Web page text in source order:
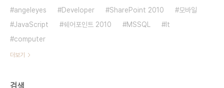
angeleyes
Developer SharePoint 2010
모바일
JavaScript
쉐어포인트 2010 MSSQL
It
computer
더보기
검색